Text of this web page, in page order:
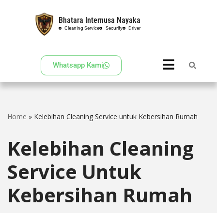
Bhatara Internusa Nayaka
Cleaning Service Security Driver
Whatsapp Kami
Home » Kelebihan Cleaning Service untuk Kebersihan Rumah
Kelebihan Cleaning
Service Untuk
Kebersihan Rumah